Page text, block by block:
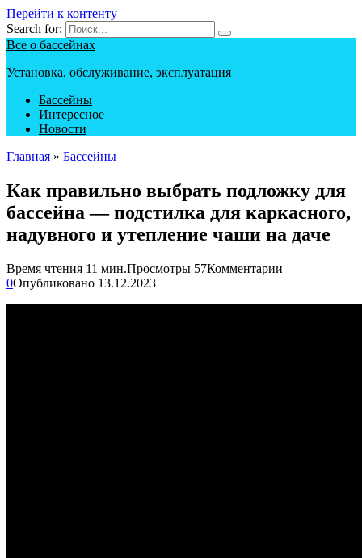
Перейти к контенту
Search for:
Все о бассейнах
Установка, обслуживание, эксплуатация
Бассейны
Интересное
Новости
Главная » Бассейны
Как правильно выбрать подложку для
бассейна — подстилка для каркасного,
надувного и утепление чаши на даче
Время чтения 11 мин.Просмотры 57Комментарии
0Опубликовано 13.12.2023